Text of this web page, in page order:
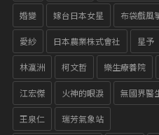
婚變 嫁台日本女星 布袋戲風
愛紗 日本農業株式會社 星予
林瀛洲 柯文哲 樂生療養院
江宏傑 火神的眼淚 無國界醫
王泉仁 瑞芳氣象站